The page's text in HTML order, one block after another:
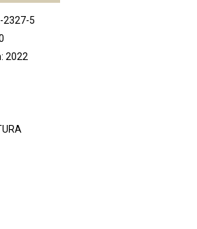
2327-5
2022